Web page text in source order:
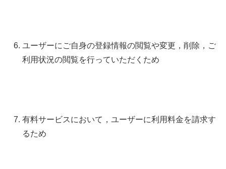
ユーザーにご自身の登録情報の閲覧や変更，削除，ご
利用状況の閲覧を行っていただくため
有料サービスにおいて，ユーザーに利用料金を請求す
るため